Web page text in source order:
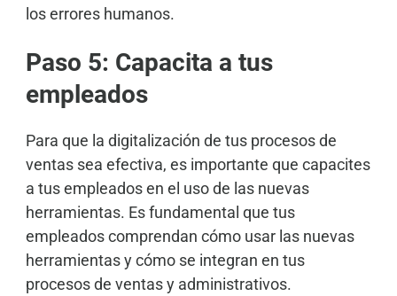
los errores humanos.
Paso 5: Capacita a tus
empleados
Para que la digitalización de tus procesos de
ventas sea efectiva, es importante que capacites
a tus empleados en el uso de las nuevas
herramientas. Es fundamental que tus
empleados comprendan cómo usar las nuevas
herramientas y cómo se integran en tus
procesos de ventas y administrativos.